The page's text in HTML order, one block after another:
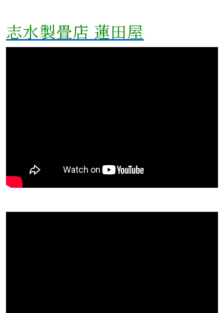
志水製畳店 蓮田屋